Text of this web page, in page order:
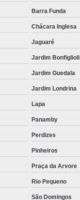
Barra Funda
Chácara Inglesa
Jaguaré
Jardim Bonfiglioli
Jardim Guedala
Jardim Londrina
Lapa
Panamby
Perdizes
Pinheiros
Praça da Arvore
Rio Pequeno
São Domingos